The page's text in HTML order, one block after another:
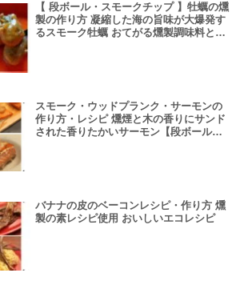
【 段ボール・スモークチップ 】牡蠣の燻
製の作り方 凝縮した海の旨味が大爆発す
るスモーク牡蠣 おてがる燻製調味料との
スモーク・ウッドプランク・サーモンの
作り方・レシピ 燻煙と木の香りにサンド
された香りたかいサーモン【段ボール箱
バナナの皮のベーコンレシピ・作り方 燻
製の素レシピ使用 おいしいエコレシピ